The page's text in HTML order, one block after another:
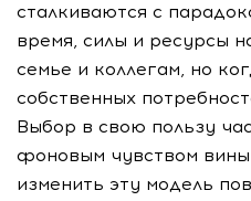
сталкиваются с
время, силы и ресурсы
семье и коллегам, но
собственных
Выбор в свою пользу
фоновым чувством
изменить эту модель